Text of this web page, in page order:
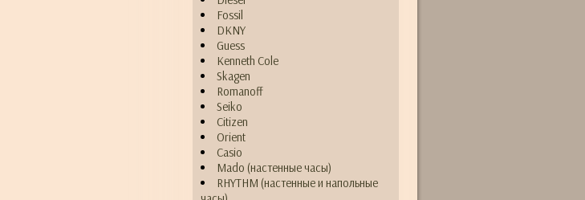
Fossil
DKNY
Guess
Kenneth Cole
Skagen
Romanoff
Seiko
Citizen
Orient
Casio
Mado (настенные часы)
RHYTHM (настенные и напольные